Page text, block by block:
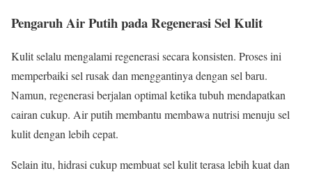
Pengaruh Air Putih pada Regenerasi Sel Kulit
Kulit selalu mengalami regenerasi secara konsisten. Proses ini
memperbaiki sel rusak dan menggantinya dengan sel baru.
Namun, regenerasi berjalan optimal ketika tubuh mendapatkan
cairan cukup. Air putih membantu membawa nutrisi menuju sel
kulit dengan lebih cepat.
Selain itu, hidrasi cukup membuat sel kulit terasa lebih kuat dan